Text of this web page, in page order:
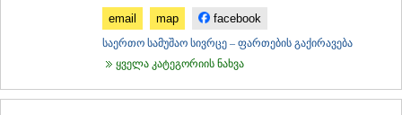
email map facebook
საერთო სამუშაო სივრცე – ფართების გაქირავება
ყველა კატეგორიის ნახვა